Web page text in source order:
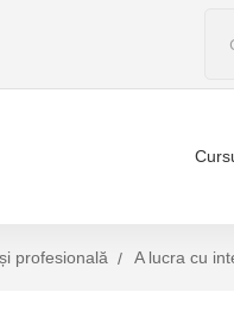
profesională A lucra cu